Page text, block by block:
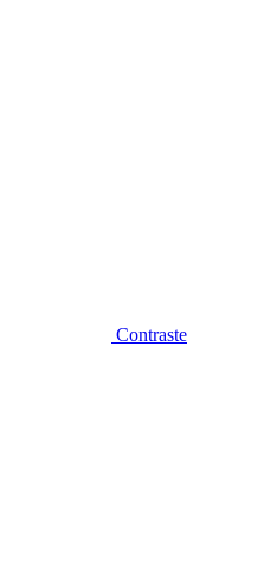
Contraste